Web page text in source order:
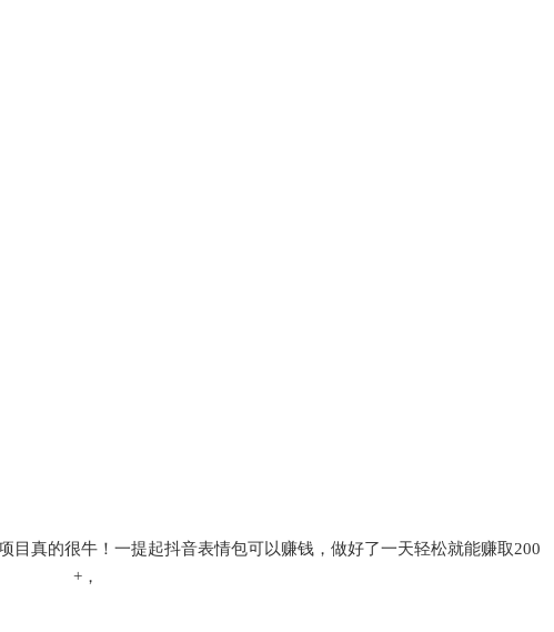
目真的很牛！一提起抖音表情包可以赚钱，做好了一天轻松就能赚取200
+，